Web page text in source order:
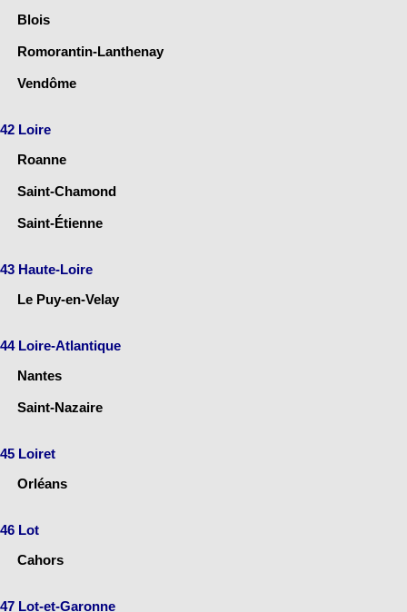
Blois
Romorantin-Lanthenay
Vendôme
42 Loire
Roanne
Saint-Chamond
Saint-Étienne
43 Haute-Loire
Le Puy-en-Velay
44 Loire-Atlantique
Nantes
Saint-Nazaire
45 Loiret
Orléans
46 Lot
Cahors
47 Lot-et-Garonne